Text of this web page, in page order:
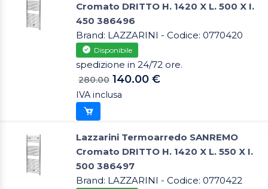
Cromato DRITTO H. 1420 X L. 500 X I.
450 386496
Brand: LAZZARINI - Codice: 0770420
Disponibile
spedizione in 24/72 ore.
280.00 140.00 €
IVA inclusa
Lazzarini Termoarredo SANREMO
Cromato DRITTO H. 1420 X L. 550 X I.
500 386497
Brand: LAZZARINI - Codice: 0770422